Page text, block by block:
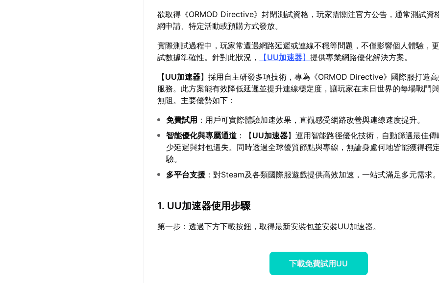
欲取得《ORMOD Directive》封閉測試資格，玩家需關注官方公告，通常測試資
網申請、特定活動或預購方式發放。
實際測試過程中，玩家常遭遇網路延遲或連線不穩等問題，不僅影響個人體驗，
試數據準確性。針對此狀況，
【UU加速器】提供專業網路優化解決方案。
【UU加速器】採用自主研發多項技術，專為《ORMOD Directive》國際服打造
服務。此方案能有效降低延遲並提升連線穩定度，讓玩家在末日世界的每場戰鬥
無阻。主要優勢如下：
免費試用 ：用戶可實際體驗加速效果，直觀感受網路改善與連線速度提升。
智能優化與專屬通道 ：【UU加速器】運用智能路徑優化技術，自動篩選最佳
少延遲與封包遺失。同時透過全球優質節點與專線，無論身處何地皆能獲得穩
驗。
多平台支援 ：對Steam及各類國際服遊戲提供高效加速，一站式滿足多元需求
1. UU加速器使用步驟
第一步：透過下方下載按鈕，取得最新安裝包並安裝UU加速器。
下載免費試用UU